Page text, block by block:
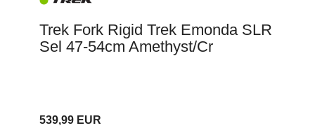
Trek Fork Rigid Trek Emonda SLR
Sel 47-54cm Amethyst/Cr
539,99 EUR